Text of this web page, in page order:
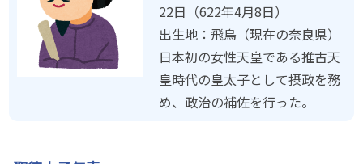
22日（622年4月8日）
出生地：飛鳥（現在の奈良県）
日本初の女性天皇である推古天
皇時代の皇太子として摂政を務
め、政治の補佐を行った。